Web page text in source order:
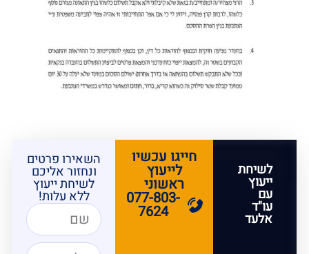
לשיחת
ייעוץ
עם
עו"ד
אלעד
חייגו עכשיו
לייעוץ
ראשוני
077-803-
7624
השאירו פרטים
ונחזור אליכם
לשיחת ייעוץ
ללא עלות!